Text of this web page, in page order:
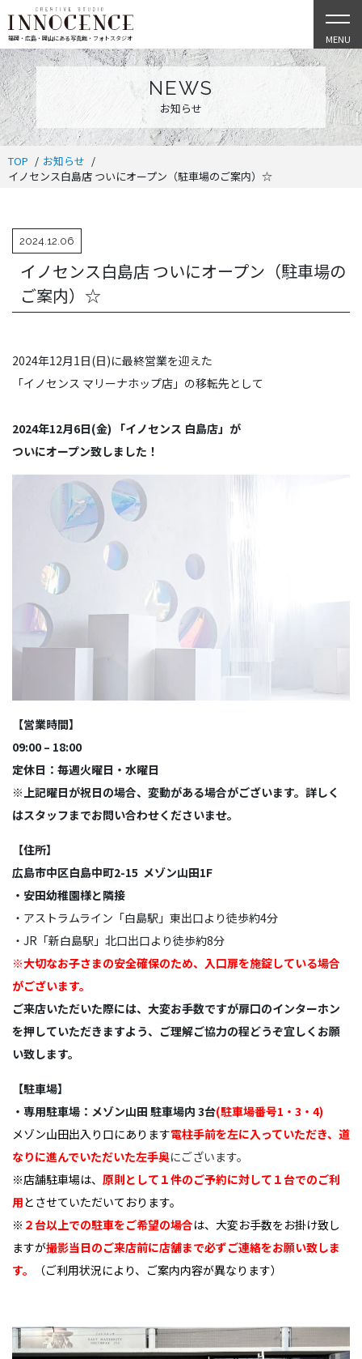
福岡・広島・岡山にある写真館・フォトスタジオ MENU
NEWS
お知らせ
TOP
お知らせ
イノセンス白島店 ついにオープン（駐車場のご案内）☆
2024.12.06
イノセンス白島店 ついにオープン（駐車場の
ご案内）☆
2024年12月1日(日)に最終営業を迎えた
「イノセンス マリーナホップ店」の移転先として
2024年12月6日(金) 「イノセンス 白島店」が
ついにオープン致しました！
【営業時間】
09:00 – 18:00
定休日：毎週火曜日・水曜日
※上記曜日が祝日の場合、変動がある場合がございます。詳しく
はスタッフまでお問い合わせくださいませ。
【住所】
広島市中区白島中町2-15 メゾン山田1F
・安田幼稚園様と隣接
・アストラムライン「白島駅」東出口より徒歩約4分
・JR「新白島駅」北口出口より徒歩約8分
※大切なお子さまの安全確保のため、入口扉を施錠している場合
がございます。
ご来店いただいた際には、大変お手数ですが扉口のインターホン
を押していただきますよう、ご理解ご協力の程どうぞ宜しくお願
い致します。
【駐車場】
・専用駐車場：メゾン山田 駐車場内 3台(駐車場番号1・3・4)
メゾン山田出入り口にあります電柱手前を左に入っていただき、道
なりに進んでいただいた左手奥にございます。
※店舗駐車場は、 原則として１件のご予約に対して１台でのご利
用とさせていただいております。
※ ２台以上での駐車をご希望の場合は、大変お手数をお掛け致し
ますが撮影当日のご来店前に店舗まで必ずご連絡をお願い致しま
す。
（ご利用状況により、ご案内内容が異なります）